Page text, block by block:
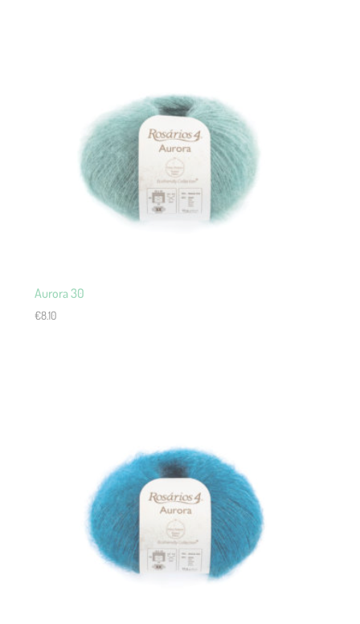
Aurora 30
€8.10